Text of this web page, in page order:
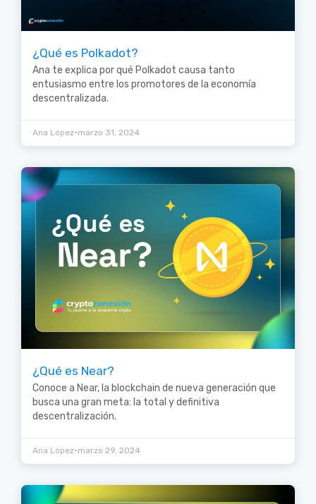
¿Qué es Polkadot?
Ana te explica por qué Polkadot causa tanto
entusiasmo entre los promotores de la economía
descentralizada.
Ana López•marzo 31, 2024
¿Qué es Near?
Conoce a Near, la blockchain de nueva generación que
busca una gran meta: la total y definitiva
descentralización.
Ana López•marzo 29, 2024